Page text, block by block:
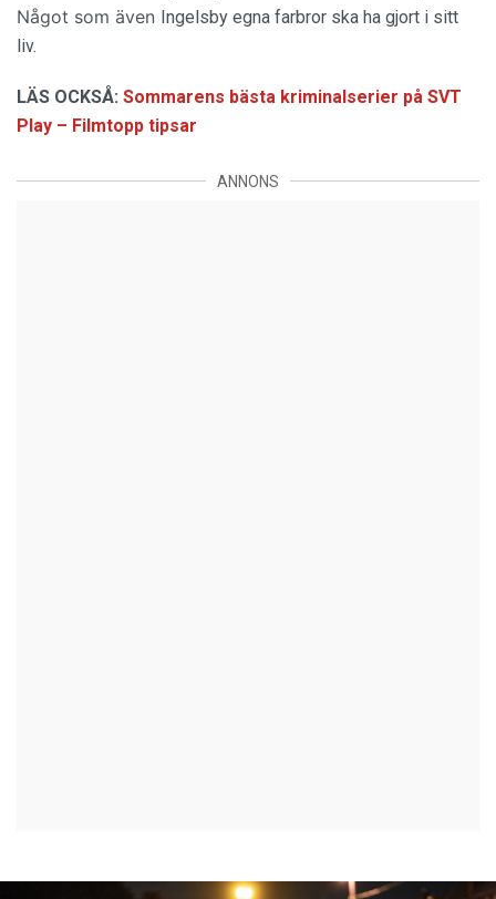
Något som även Ingelsby egna farbror ska ha gjort i sitt
liv.
LÄS OCKSÅ: Sommarens bästa kriminalserier på SVT
Play – Filmtopp tipsar
ANNONS